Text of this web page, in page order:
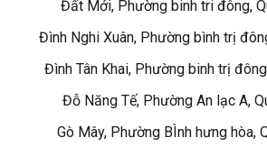
Đất Mới, Phường binh tri đông,
Đình Nghi Xuân, Phường bình trị
Đình Tân Khai, Phường binh trị
Đỗ Năng Tế, Phường An lạc A,
Gò Mây, Phường BÌnh hưng hòa,